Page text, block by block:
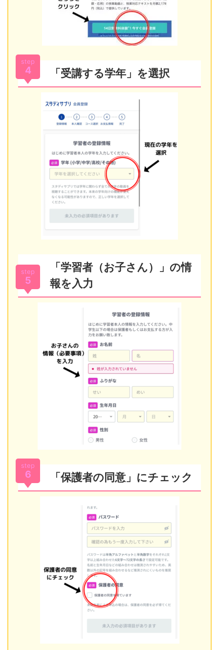
step
4 「受講する学年」を選択
step
5
「学習者（お子さん）」の情
報を入力
step
6 「保護者の同意」にチェック